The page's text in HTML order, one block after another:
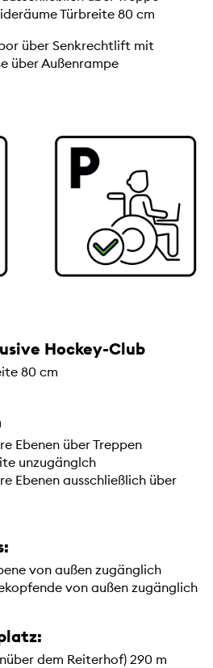
Türbreite 80 cm
über Senkrechtlift mit
über Außenrampe
Hockey-Club
80 cm
Ebenen über Treppen
unzugänglch
Ebenen ausschließlich über
von außen zugänglich
von außen zugänglich
dem Reiterhof) 290 m